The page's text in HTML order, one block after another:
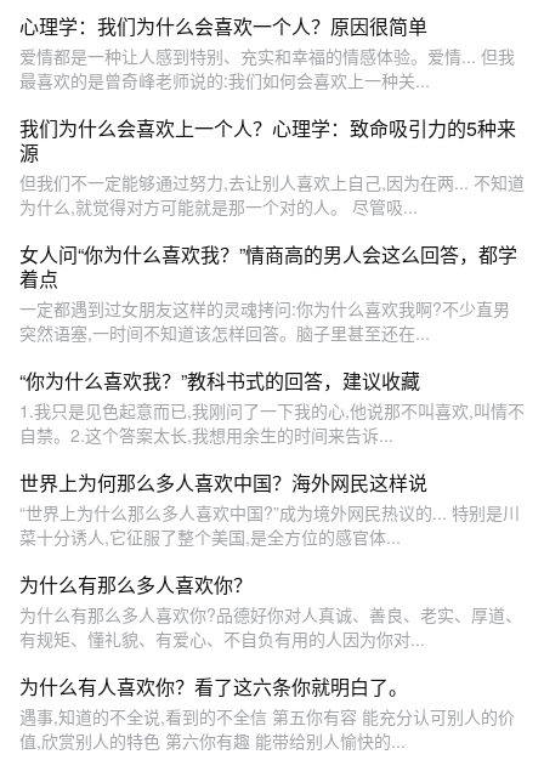
心理学：我们为什么会喜欢一个人？原因很简单
爱情都是一种让人感到特别、充实和幸福的情感体验。爱情... 但我
最喜欢的是曾奇峰老师说的:我们如何会喜欢上一种关...
我们为什么会喜欢上一个人？心理学：致命吸引力的5种来
源
但我们不一定能够通过努力,去让别人喜欢上自己,因为在两... 不知道
为什么,就觉得对方可能就是那一个对的人。 尽管吸...
女人问“你为什么喜欢我？”情商高的男人会这么回答，都学
着点
一定都遇到过女朋友这样的灵魂拷问:你为什么喜欢我啊?不少直男
突然语塞,一时间不知道该怎样回答。脑子里甚至还在...
“你为什么喜欢我？”教科书式的回答，建议收藏
1.我只是见色起意而已,我刚问了一下我的心,他说那不叫喜欢,叫情不
自禁。2.这个答案太长,我想用余生的时间来告诉...
世界上为何那么多人喜欢中国？海外网民这样说
“世界上为什么那么多人喜欢中国?”成为境外网民热议的... 特别是川
菜十分诱人,它征服了整个美国,是全方位的感官体...
为什么有那么多人喜欢你？
为什么有那么多人喜欢你?品德好你对人真诚、善良、老实、厚道、
有规矩、懂礼貌、有爱心、不自负有用的人因为你对...
为什么有人喜欢你？看了这六条你就明白了。
遇事,知道的不全说,看到的不全信 第五你有容 能充分认可别人的价
值,欣赏别人的特色 第六你有趣 能带给别人愉快的...